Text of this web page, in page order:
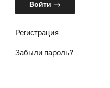
Регистрация
Забыли пароль?